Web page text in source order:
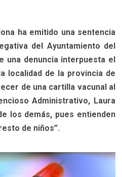
ha emitido una sentencia
del Ayuntamiento del
una denuncia interpuesta el
localidad de la provincia de
de una cartilla vacunal al
Administrativo, Laura
los demás, pues entienden
de niños”.